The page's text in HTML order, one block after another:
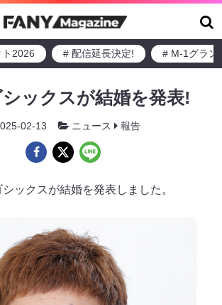
2026 # 配信延長決定! # M-1グラン
シックスが結婚を発表!
02-13 ニュース 報告
ックスが結婚を発表しました。